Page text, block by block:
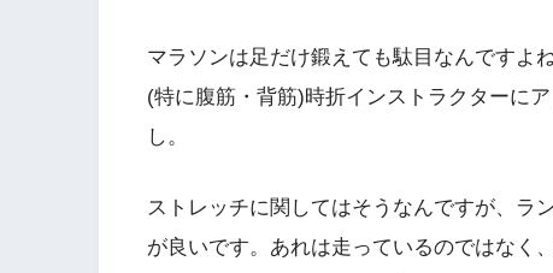
マラソンは足だけ鍛えても駄目なんですよ
(特に腹筋・背筋)時折インストラクターに
し。
ストレッチに関してはそうなんですが、ラ
が良いです。あれは走っているのではなく